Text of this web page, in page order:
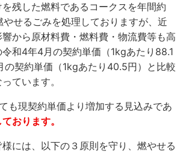
残した燃料であるコークスを年間約
せるごみを処理しておりますが、近
から原材料費・燃料費・物流費等も高
和4年4月の契約単価（1kgあたり88.1
の契約単価（1kgあたり40.5円）と比較
ています。
も現契約単価より増加する見込みであ
おります。
には、以下の３原則を守り、燃やせる